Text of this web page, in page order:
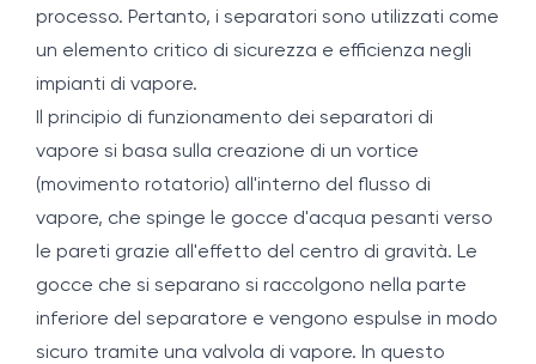
processo. Pertanto, i separatori sono utilizzati come
un elemento critico di sicurezza e efficienza negli
impianti di vapore.
Il principio di funzionamento dei separatori di
vapore si basa sulla creazione di un vortice
(movimento rotatorio) all'interno del flusso di
vapore, che spinge le gocce d'acqua pesanti verso
le pareti grazie all'effetto del centro di gravità. Le
gocce che si separano si raccolgono nella parte
inferiore del separatore e vengono espulse in modo
sicuro tramite una valvola di vapore. In questo